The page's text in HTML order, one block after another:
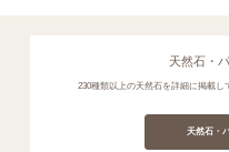
天然石・
230種類以上の天然石を詳細に掲載し
天然石・